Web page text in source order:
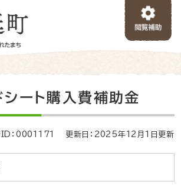
シート購入費補助金
ID：0001171 更新日：2025年12月1日更新